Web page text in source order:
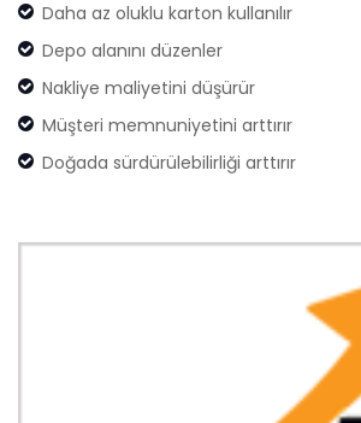
Daha az oluklu karton kullanılır
Depo alanını düzenler
Nakliye maliyetini düşürür
Müşteri memnuniyetini arttırır
Doğada sürdürülebilirliği arttırır